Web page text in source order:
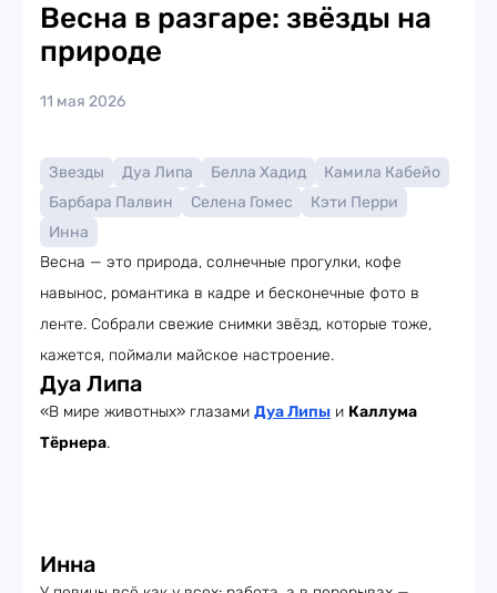
Весна в разгаре: звёзды на
природе
11 мая 2026
Звезды Дуа Липа Белла Хадид
Камила Кабейо
Барбара Палвин
Селена Гомес
Кэти Перри
Инна
Весна — это природа, солнечные прогулки, кофе
навынос, романтика в кадре и бесконечные фото в
ленте. Собрали свежие снимки звёзд, которые тоже,
кажется, поймали майское настроение.
Дуа Липа
«В мире животных» глазами Дуа Липы и Каллума
Тёрнера.
Инна